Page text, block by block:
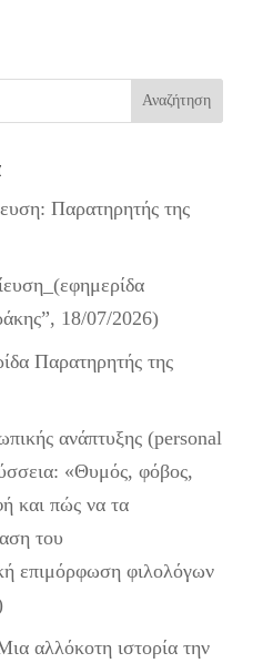
Παρατηρητής της
18/07/2026)
Παρατηρητής της
ανάπτυξης (personal
«Θυμός, φόβος,
και πώς να τα
του
επιμόρφωση φιλολόγων
αλλόκοτη ιστορία την